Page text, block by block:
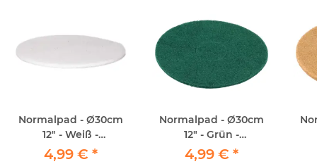
Normalpad - Ø30cm
12" - Weiß -
Maschinenpad
4,99 € *
Normalpad - Ø30cm
12" - Grün -
Maschinenpad
4,99 € *